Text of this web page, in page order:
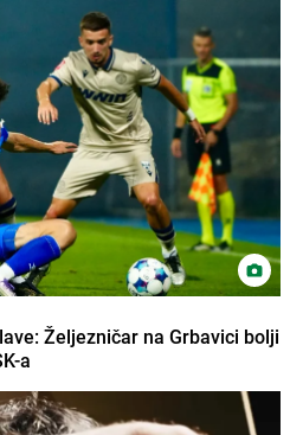
Željezničar na Grbavici bolji
a